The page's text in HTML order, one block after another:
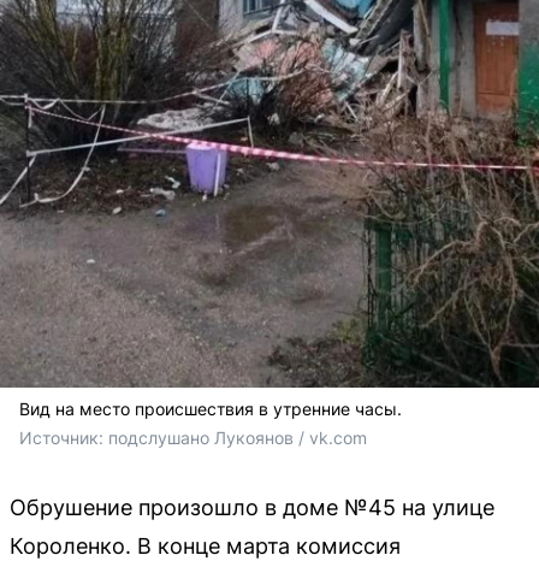
Вид на место происшествия в утренние часы.
Источник: подслушано Лукоянов / vk.com
Обрушение произошло в доме №45 на улице
Короленко. В конце марта комиссия